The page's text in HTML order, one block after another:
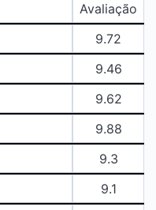
Avaliação
9.72
9.46
9.62
9.88
9.3
9.1